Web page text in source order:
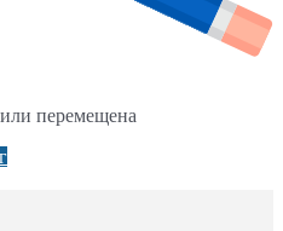
перемещена